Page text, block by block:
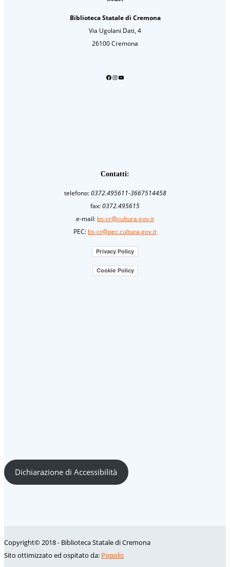
Biblioteca Statale di Cremona
Via Ugolani Dati, 4
26100 Cremona
Contatti:
telefono:0372.495611-3667514458
fax: 0372.495615
e-mail: bs-cr@cultura.gov.it
PEC: bs-cr@pec.cultura.gov.it
Privacy Policy
Cookie Policy
Dichiarazione di Accessibilità
Copyright© 2018 - Biblioteca Statale di Cremona
Sito ottimizzato ed ospitato da: Popolis